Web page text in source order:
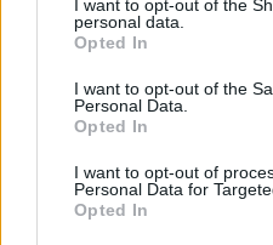
not limited to your visit or
grant or deny consent to
use your data for below
consent section.
I want to opt-out of the
personal data.
Opted In
I want to opt-out of the
Personal Data.
Opted In
I want to opt-out of
Personal Data for
Opted In
Az őt megszemélyesítő
megjátszania magát,